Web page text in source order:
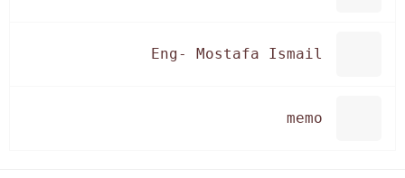
Eng- Mostafa Ismail
memo